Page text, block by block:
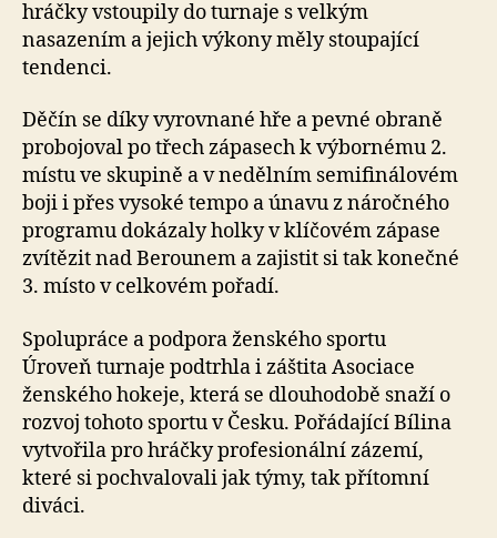
hráčky vstoupily do turnaje s velkým
nasazením a jejich výkony měly stoupající
tendenci.
Děčín se díky vyrovnané hře a pevné obraně
probojoval po třech zápasech k výbornému 2.
místu ve skupině a v nedělním semifinálovém
boji i přes vysoké tempo a únavu z náročného
programu dokázaly holky v klíčovém zápase
zvítězit nad Berounem a zajistit si tak konečné
3. místo v celkovém pořadí.
Spolupráce a podpora ženského sportu
Úroveň turnaje podtrhla i záštita Asociace
ženského hokeje, která se dlouhodobě snaží o
rozvoj tohoto sportu v Česku. Pořádající Bílina
vytvořila pro hráčky profesionální zázemí,
které si pochvalovali jak týmy, tak přítomní
diváci.